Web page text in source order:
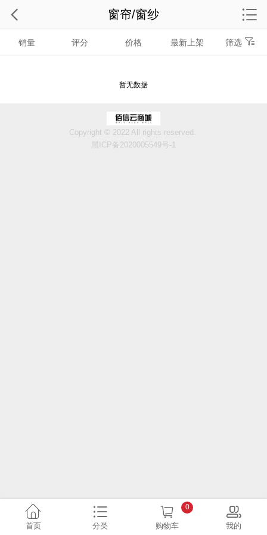
销量 评分 价格 最新上架 筛选
暂无数据
窗帘/窗纱
Copyright © 2022 All rights reserved.
黑ICP备2020005549号-1
首页 分类 购物车
0
我的